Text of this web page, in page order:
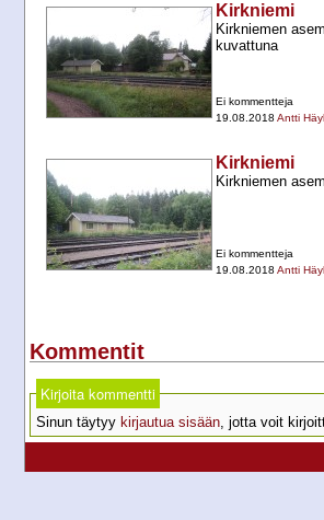
Kirkniemi
Kirkniemen
kuvattuna
Ei kommentteja
19.08.2018 Antti
Kirkniemi
Kirkniemen
Ei kommentteja
19.08.2018 Antti
Kommentit
Kirjoita kommentti
Sinun täytyy kirjautua sisään, jotta voit